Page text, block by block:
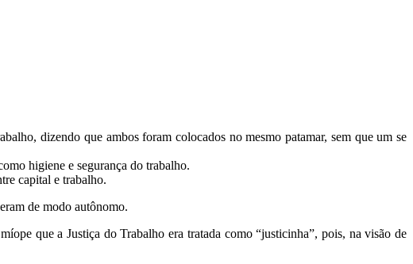
dizendo que ambos foram colocados no mesmo patamar, sem que um se
higiene e segurança do trabalho.
capital e trabalho.
de modo autônomo.
que a Justiça do Trabalho era tratada como “justicinha”, pois, na visão de